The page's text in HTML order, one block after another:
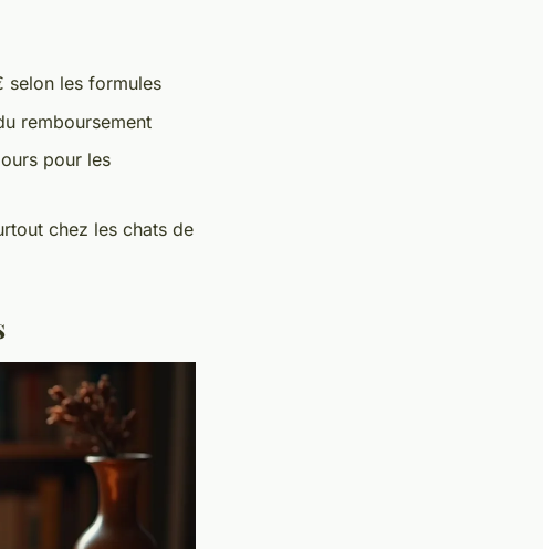
les formules
remboursement
pour les
chez les chats de